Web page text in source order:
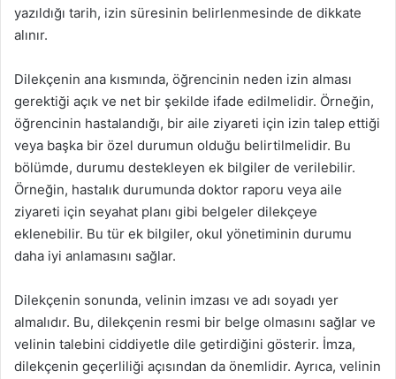
yazıldığı tarih, izin süresinin belirlenmesinde de dikkate
alınır.
Dilekçenin ana kısmında, öğrencinin neden izin alması
gerektiği açık ve net bir şekilde ifade edilmelidir. Örneğin,
öğrencinin hastalandığı, bir aile ziyareti için izin talep ettiği
veya başka bir özel durumun olduğu belirtilmelidir. Bu
bölümde, durumu destekleyen ek bilgiler de verilebilir.
Örneğin, hastalık durumunda doktor raporu veya aile
ziyareti için seyahat planı gibi belgeler dilekçeye
eklenebilir. Bu tür ek bilgiler, okul yönetiminin durumu
daha iyi anlamasını sağlar.
Dilekçenin sonunda, velinin imzası ve adı soyadı yer
almalıdır. Bu, dilekçenin resmi bir belge olmasını sağlar ve
velinin talebini ciddiyetle dile getirdiğini gösterir. İmza,
dilekçenin geçerliliği açısından da önemlidir. Ayrıca, velinin